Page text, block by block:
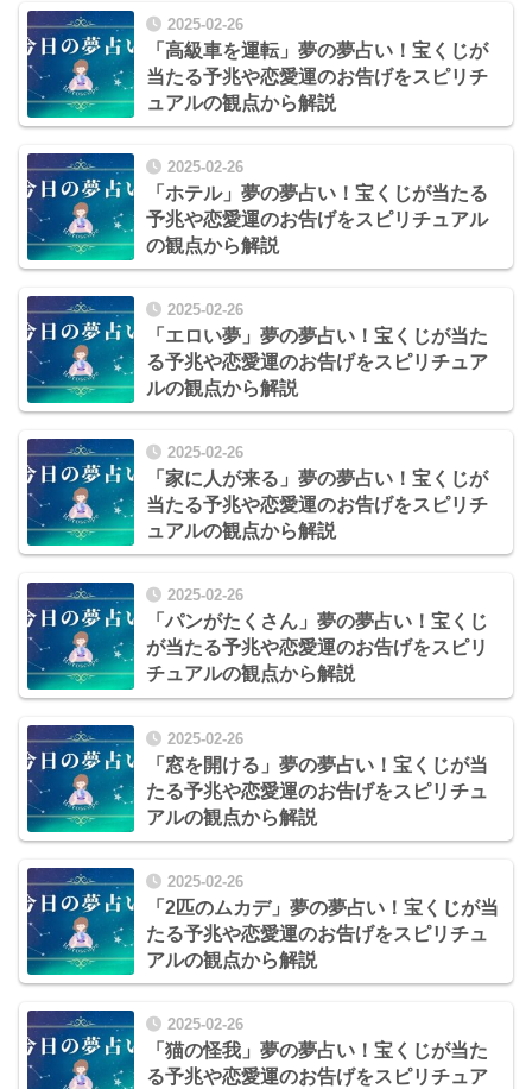
2025-02-26
「高級車を運転」夢の夢占い！宝くじが
当たる予兆や恋愛運のお告げをスピリチ
ュアルの観点から解説
2025-02-26
「ホテル」夢の夢占い！宝くじが当たる
予兆や恋愛運のお告げをスピリチュアル
の観点から解説
2025-02-26
「エロい夢」夢の夢占い！宝くじが当た
る予兆や恋愛運のお告げをスピリチュア
ルの観点から解説
2025-02-26
「家に人が来る」夢の夢占い！宝くじが
当たる予兆や恋愛運のお告げをスピリチ
ュアルの観点から解説
2025-02-26
「パンがたくさん」夢の夢占い！宝くじ
が当たる予兆や恋愛運のお告げをスピリ
チュアルの観点から解説
2025-02-26
「窓を開ける」夢の夢占い！宝くじが当
たる予兆や恋愛運のお告げをスピリチュ
アルの観点から解説
2025-02-26
「2匹のムカデ」夢の夢占い！宝くじが当
たる予兆や恋愛運のお告げをスピリチュ
アルの観点から解説
2025-02-26
「猫の怪我」夢の夢占い！宝くじが当た
る予兆や恋愛運のお告げをスピリチュア